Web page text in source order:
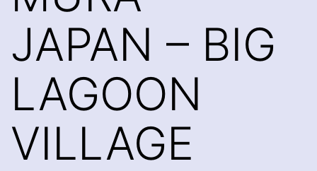
JAPAN – BIG
LAGOON
VILLAGE